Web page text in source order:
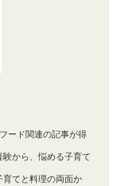
ード関連の記事が得
から、悩める子育て
育てと料理の両面か